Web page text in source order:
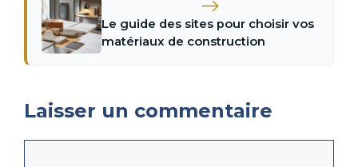
Le guide des sites pour choisir vos
matériaux de construction
Laisser un commentaire